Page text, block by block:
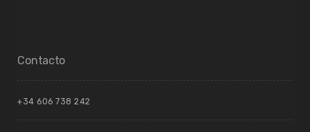
Contacto
+34 606 738 242